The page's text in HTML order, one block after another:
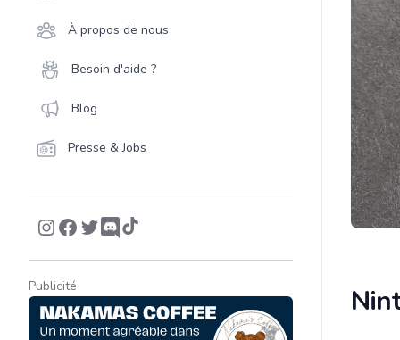
À propos de nous
Besoin d'aide ?
Blog
Presse & Jobs
Publicité